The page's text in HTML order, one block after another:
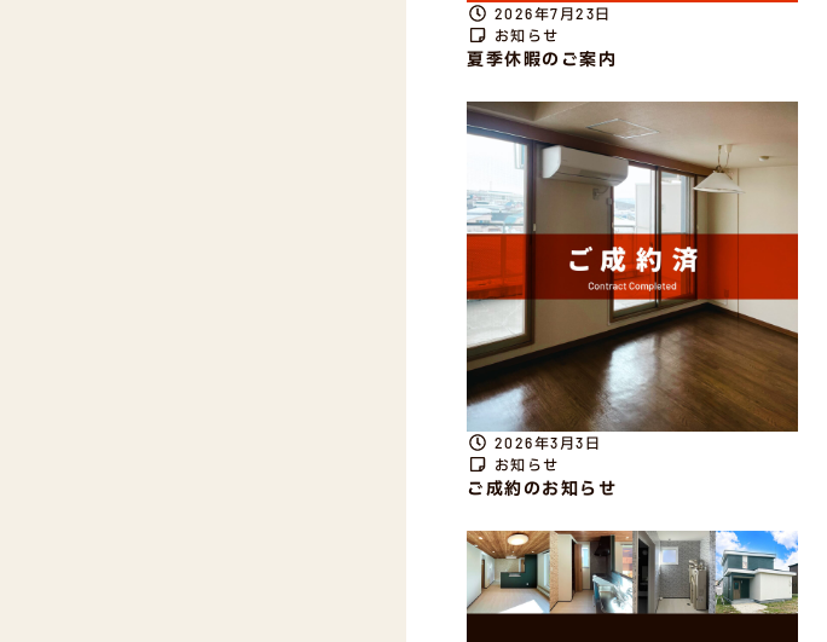
2026年7月23日
お知らせ
夏季休暇のご案内
2026年3月3日
お知らせ
ご成約のお知らせ